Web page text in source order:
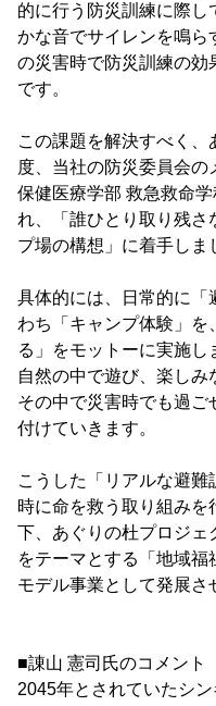
的に行う防災訓練に際
かな音でサイレンを鳴ら
の災害時で防災訓練の効
です。
この課題を解決すべく
度、当社の防災委員会の
保健医療学部 救急救命
れ、「誰ひとり取り残さ
プ場の構想」に着手しま
具体的には、日常的に「
わち「キャンプ体験」を
る」をモットーに実施し
自然の中で遊び、楽しみ
その中で災害時でも過ご
付けていきます。
こうした「リアルな避
時に命を救う取り組み
下、あぐりの杜プロジ
をテーマとする「地域
モデル事業として発展さ
■諌山 憲司氏のコメント
2045年とされていたシ